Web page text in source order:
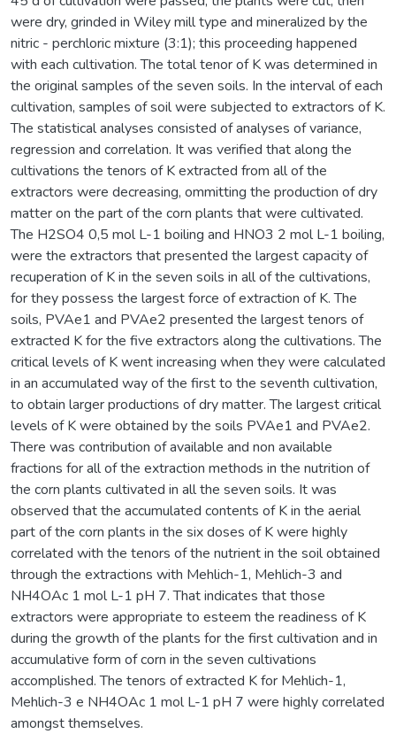
were dry, grinded in Wiley mill type and mineralized by the
nitric - perchloric mixture (3:1); this proceeding happened
with each cultivation. The total tenor of K was determined in
the original samples of the seven soils. In the interval of each
cultivation, samples of soil were subjected to extractors of K.
The statistical analyses consisted of analyses of variance,
regression and correlation. It was verified that along the
cultivations the tenors of K extracted from all of the
extractors were decreasing, ommitting the production of dry
matter on the part of the corn plants that were cultivated.
The H2SO4 0,5 mol L-1 boiling and HNO3 2 mol L-1 boiling,
were the extractors that presented the largest capacity of
recuperation of K in the seven soils in all of the cultivations,
for they possess the largest force of extraction of K. The
soils, PVAe1 and PVAe2 presented the largest tenors of
extracted K for the five extractors along the cultivations. The
critical levels of K went increasing when they were calculated
in an accumulated way of the first to the seventh cultivation,
to obtain larger productions of dry matter. The largest critical
levels of K were obtained by the soils PVAe1 and PVAe2.
There was contribution of available and non available
fractions for all of the extraction methods in the nutrition of
the corn plants cultivated in all the seven soils. It was
observed that the accumulated contents of K in the aerial
part of the corn plants in the six doses of K were highly
correlated with the tenors of the nutrient in the soil obtained
through the extractions with Mehlich-1, Mehlich-3 and
NH4OAc 1 mol L-1 pH 7. That indicates that those
extractors were appropriate to esteem the readiness of K
during the growth of the plants for the first cultivation and in
accumulative form of corn in the seven cultivations
accomplished. The tenors of extracted K for Mehlich-1,
Mehlich-3 e NH4OAc 1 mol L-1 pH 7 were highly correlated
amongst themselves.